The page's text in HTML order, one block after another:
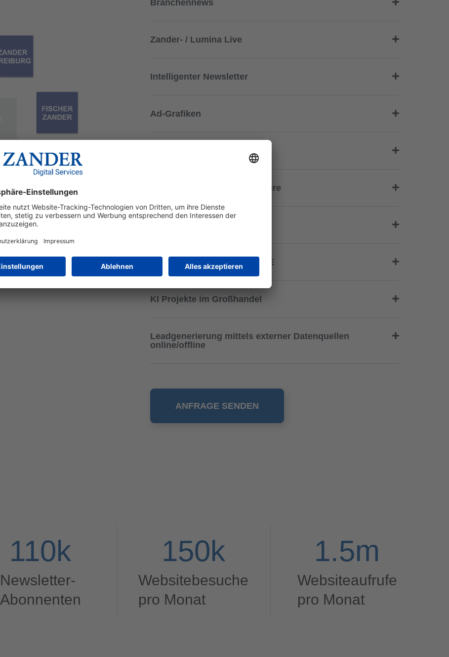
Branchennews
Zander- / Lumina Live
Intelligenter Newsletter
Ad-Grafiken
Printanzeige Aktionsbroschüre
B2C2B 2.0 ZANDER-GRUPPE
KI Projekte im Großhandel
Leadgenerierung mittels externer Datenquellen
online/offline
ANFRAGE SENDEN
Newsletter-
Abonnenten
110k
Websitebesuche
pro Monat
150k
Websiteaufrufe
pro Monat
1.5m